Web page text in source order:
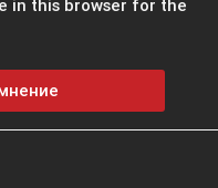
in this browser for the